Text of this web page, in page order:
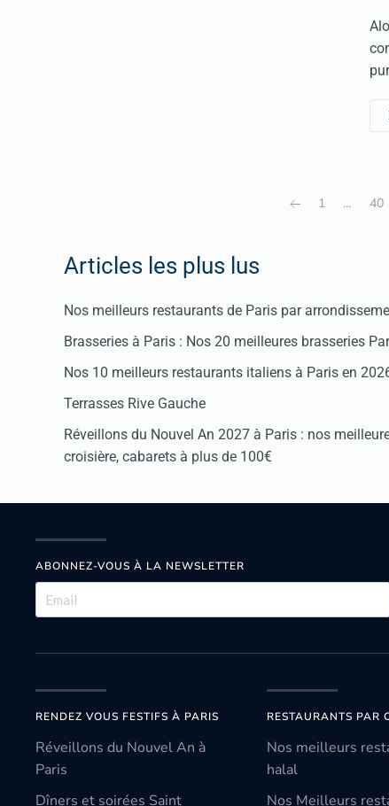
1 … 40
Articles les plus lus
Nos meilleurs restaurants de Paris par
Brasseries à Paris : Nos 20 meilleures brasseries
Nos 10 meilleurs restaurants italiens à Paris en
Terrasses Rive Gauche
Réveillons du Nouvel An 2027 à Paris : nos
croisière, cabarets à plus de 100€
ABONNEZ-VOUS À LA NEWSLETTER
RENDEZ VOUS FESTIFS À PARIS
Réveillons du Nouvel An à
Paris
Dîners et soirées Saint
RESTAURANTS PAR
Nos meilleurs
halal
Nos Meilleurs